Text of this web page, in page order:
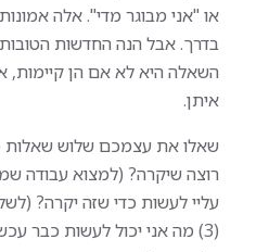
או "אני מבוגר מדי". אלה
בדרך. אבל הנה החדשות
השאלה היא לא אם הן קיימות,
איתן.
עליי לעשות כדי שזה יקרה?
(3) מה אני יכול לעשות כבר